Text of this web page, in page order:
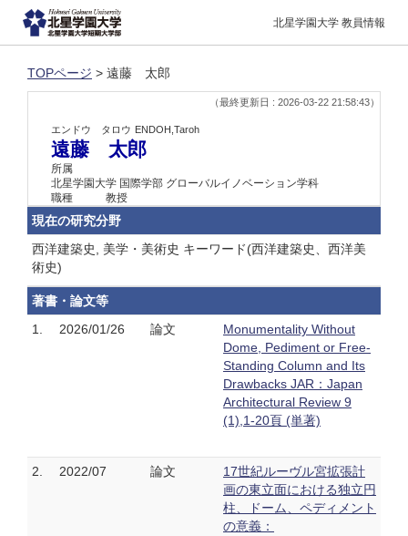
北星学園大学 教員情報
TOPページ > 遠藤 太郎
（最終更新日 : 2026-03-22 21:58:43）
エンドウ タロウ ENDOH,Taroh
遠藤 太郎
所属
北星学園大学 国際学部 グローバルイノベーション学科
職種
教授
現在の研究分野
西洋建築史, 美学・美術史 キーワード(西洋建築史、西洋美
術史)
著書・論文等
1.
2026/01/26 論文
Monumentality Without
Dome, Pediment or Free-
Standing Column and Its
Drawbacks JAR：Japan
Architectural Review 9
(1),1-20頁 (単著)
2. 2022/07 論文
17世紀ルーヴル宮拡張計
画の東立面における独立円
柱、ドーム、ペディメント
の意義：